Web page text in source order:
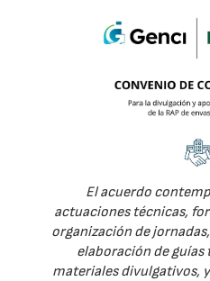
El acuerdo
actuaciones técnicas,
organización de
elaboración de guías
materiales divulgativos,